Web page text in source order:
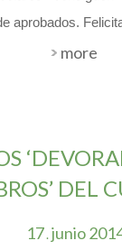
aprobados.
more
DEL
17. junio